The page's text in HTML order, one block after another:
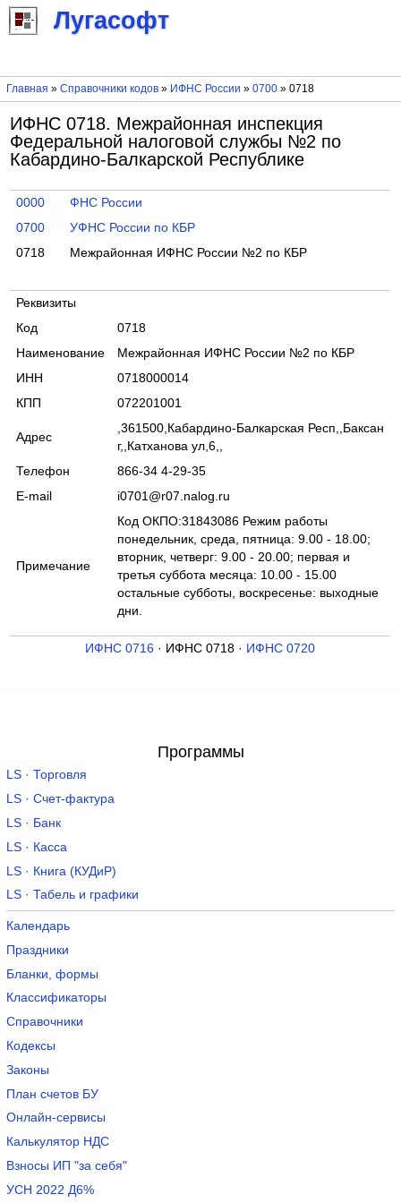
Лугасофт
Главная » Справочники кодов» ИФНС России » 0700» 0718
ИФНС 0718. Межрайонная инспекция
Федеральной налоговой службы №2 по
Кабардино-Балкарской Республике
0000
ФНС России
0700
УФНС России по КБР
0718
Межрайонная ИФНС России №2 по КБР
Реквизиты
Код
0718
Наименование
Межрайонная ИФНС России №2 по КБР
ИНН
0718000014
КПП
072201001
Адрес
,361500,Кабардино-Балкарская Респ,,Баксан
г,,Катханова ул,6,,
Телефон
866-34 4-29-35
E-mail
i0701@r07.nalog.ru
Примечание
Код ОКПО:31843086 Режим работы
понедельник, среда, пятница: 9.00 - 18.00;
вторник, четверг: 9.00 - 20.00; первая и
третья суббота месяца: 10.00 - 15.00
остальные субботы, воскресенье: выходные
дни.
ИФНС 0716 · ИФНС 0718 · ИФНС 0720
Программы
LS · Торговля
LS · Счет-фактура
LS · Банк
LS · Касса
LS · Книга (КУДиР)
LS · Табель и графики
Календарь
Праздники
Бланки, формы
Классификаторы
Справочники
Кодексы
Законы
План счетов БУ
Онлайн-сервисы
Калькулятор НДС
Взносы ИП "за себя"
УСН 2022 Д6%